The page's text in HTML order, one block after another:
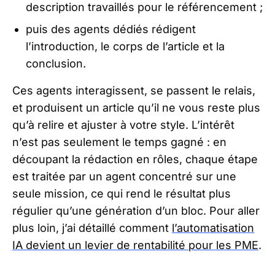
description travaillés pour le référencement ;
puis des agents dédiés rédigent
l’introduction, le corps de l’article et la
conclusion.
Ces agents interagissent, se passent le relais,
et produisent un article qu’il ne vous reste plus
qu’à relire et ajuster à votre style. L’intérêt
n’est pas seulement le temps gagné : en
découpant la rédaction en rôles, chaque étape
est traitée par un agent concentré sur une
seule mission, ce qui rend le résultat plus
régulier qu’une génération d’un bloc. Pour aller
plus loin, j’ai détaillé comment l’automatisation
IA devient un levier de rentabilité pour les PME.